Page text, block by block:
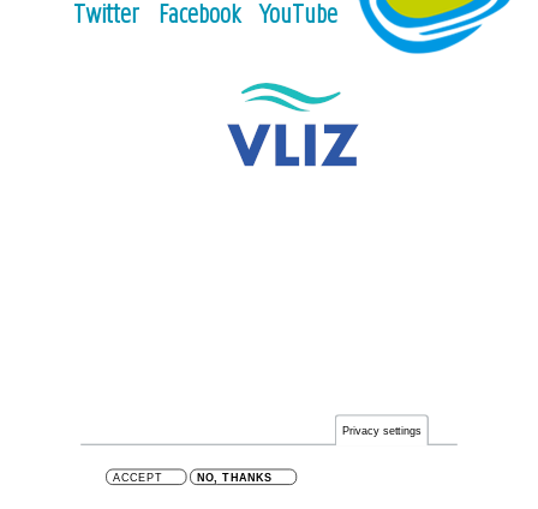
Twitter Facebook YouTube
Privacy settings
ACCEPT NO, THANKS